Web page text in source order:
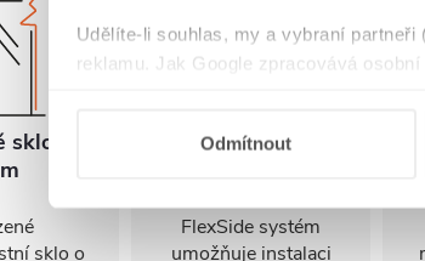
Udělíte-li souhlas, my a vybraní
reklamu. Jak Google zpracovává
Odmítnout
8
sklo o
Univerzální
FlexSide systém
umožňuje instalaci